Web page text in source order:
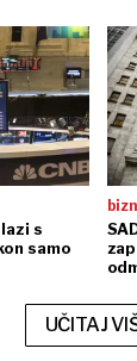
s
samo
UČITAJ